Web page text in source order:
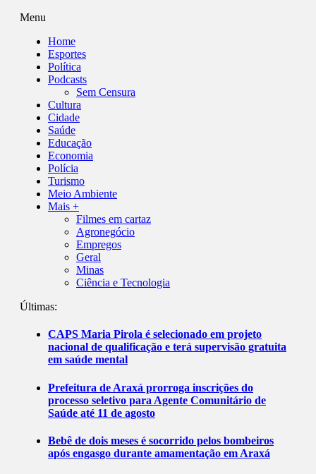
Menu
Home
Esportes
Política
Podcasts
Sem Censura
Cultura
Cidade
Saúde
Educação
Economia
Polícia
Turismo
Meio Ambiente
Mais +
Filmes em cartaz
Agronegócio
Empregos
Geral
Minas
Ciência e Tecnologia
Últimas:
CAPS Maria Pirola é selecionado em projeto
nacional de qualificação e terá supervisão gratuita
em saúde mental
Prefeitura de Araxá prorroga inscrições do
processo seletivo para Agente Comunitário de
Saúde até 11 de agosto
Bebê de dois meses é socorrido pelos bombeiros
após engasgo durante amamentação em Araxá